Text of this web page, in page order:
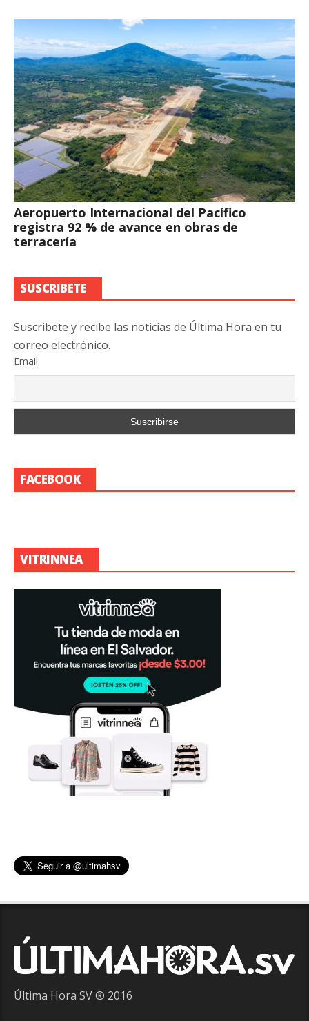
Aeropuerto Internacional del Pacífico
registra 92 % de avance en obras de
terracería
SUSCRIBETE
Suscribete y recibe las noticias de Última Hora en tu
correo electrónico.
Email
FACEBOOK
VITRINNEA
Última Hora SV ® 2016